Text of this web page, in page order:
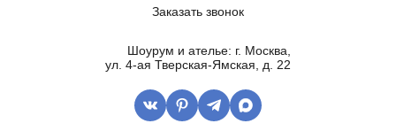
Заказать звонок
Шоурум и ателье: г. Москва,
ул. 4-ая Тверская-Ямская, д. 22